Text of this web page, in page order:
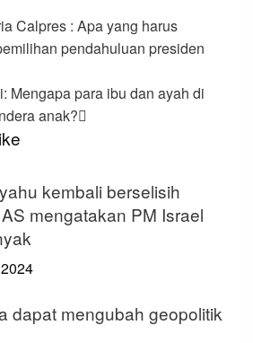
Calpres : Apa yang harus
pendahuluan presiden
Mengapa para ibu dan ayah di
anak?
kembali berselisih
mengatakan PM Israel
dapat mengubah geopolitik